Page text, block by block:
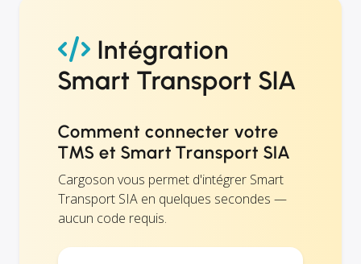
Intégration
Smart Transport SIA
Comment connecter votre
TMS et Smart Transport SIA
Cargoson vous permet d'intégrer Smart
Transport SIA en quelques secondes —
aucun code requis.